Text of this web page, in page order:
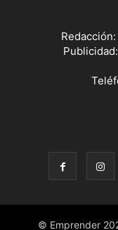
Redacción:
Publicidad:
© Emprender